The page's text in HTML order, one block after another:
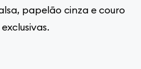
papelão cinza e couro